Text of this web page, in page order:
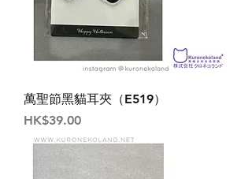
萬聖節黑貓耳夾（E519）
價格
HK$39.00